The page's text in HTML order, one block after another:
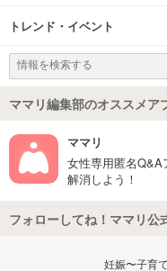
トレンド・イベント
ママリ編集部のオススメア
ママリ
女性専用匿名Q&A
解消しよう！
フォローしてね！ママリ公
妊娠〜子育